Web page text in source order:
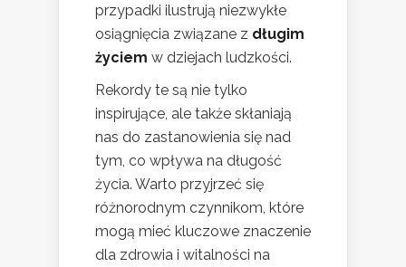
przypadki ilustrują niezwykłe
osiągnięcia związane z długim
życiem w dziejach ludzkości.
Rekordy te są nie tylko
inspirujące, ale także skłaniają
nas do zastanowienia się nad
tym, co wpływa na długość
życia. Warto przyjrzeć się
różnorodnym czynnikom, które
mogą mieć kluczowe znaczenie
dla zdrowia i witalności na